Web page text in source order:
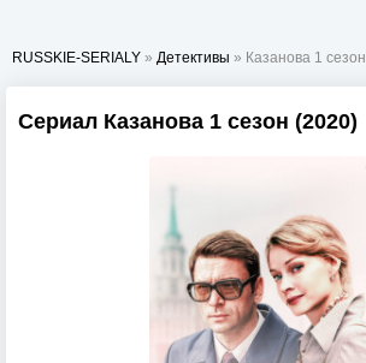
RUSSKIE-SERIALY » Детективы » Казанова 1 сезон
Сериал Казанова 1 сезон (2020)